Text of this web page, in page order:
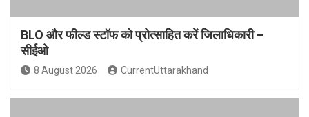
BLO और फील्ड स्टॉफ को प्रोत्साहित करें जिलाधिकारी –
सीईओ
8 August 2026 CurrentUttarakhand